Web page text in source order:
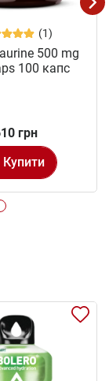
(1)
500 mg
100 капс
грн
Купити